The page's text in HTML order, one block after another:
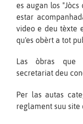
es augan los "Jòcs
estar
video e deu tèxte
qu'es obèrt a tot
Las òbras que
secretariat deu
Per las autas
reglament suu site